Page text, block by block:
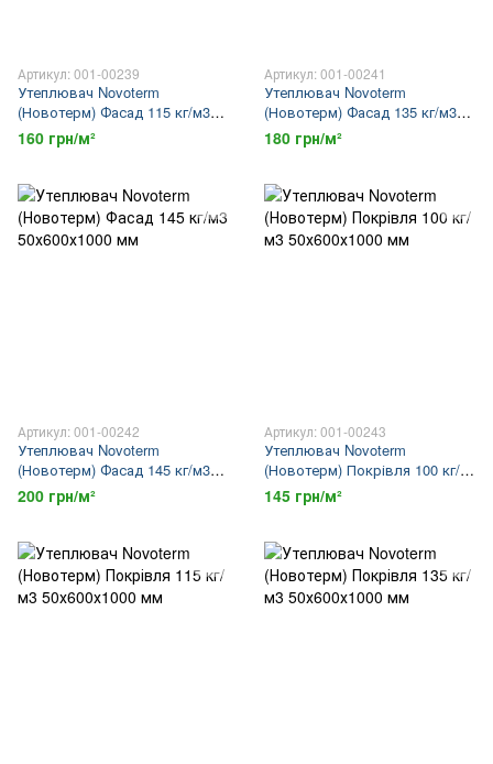
Артикул: 001-00239
Утеплювач Novoterm
(Новотерм) Фасад 115 кг/м3
50х600х1000 мм
160 грн/м²
Артикул: 001-00241
Утеплювач Novoterm
(Новотерм) Фасад 135 кг/м3
50х600х1000 мм
180 грн/м²
Артикул: 001-00242
Утеплювач Novoterm
(Новотерм) Фасад 145 кг/м3
50х600х1000 мм
200 грн/м²
Артикул: 001-00243
Утеплювач Novoterm
(Новотерм) Покрівля 100 кг/
м3 50х600х1000 мм
145 грн/м²